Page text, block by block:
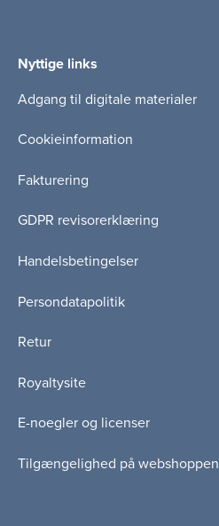
Nyttige links
Adgang til digitale materialer
Cookieinformation
Fakturering
GDPR revisorerklæring
Handelsbetingelser
Persondatapolitik
Retur
Royaltysite
E-noegler og licenser
Tilgængelighed på webshoppen